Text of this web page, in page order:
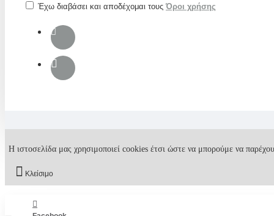
Έχω διαβάσει και αποδέχομαι τους Όροι χρήσης
Η ιστοσελίδα μας χρησιμοποιεί cookies έτσι ώστε να μπορούμε να
Κλείσιμο